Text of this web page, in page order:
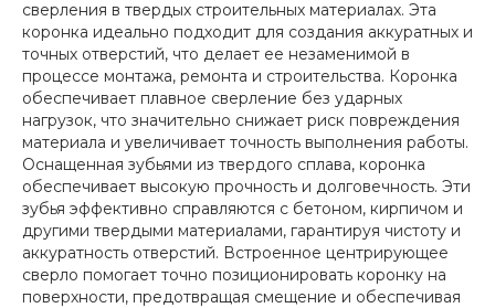
сверления в твердых строительных материалах. Эта
коронка идеально подходит для создания аккуратных и
точных отверстий, что делает ее незаменимой в
процессе монтажа, ремонта и строительства. Коронка
обеспечивает плавное сверление без ударных
нагрузок, что значительно снижает риск повреждения
материала и увеличивает точность выполнения работы.
Оснащенная зубьями из твердого сплава, коронка
обеспечивает высокую прочность и долговечность. Эти
зубья эффективно справляются с бетоном, кирпичом и
другими твердыми материалами, гарантируя чистоту и
аккуратность отверстий. Встроенное центрирующее
сверло помогает точно позиционировать коронку на
поверхности, предотвращая смещение и обеспечивая